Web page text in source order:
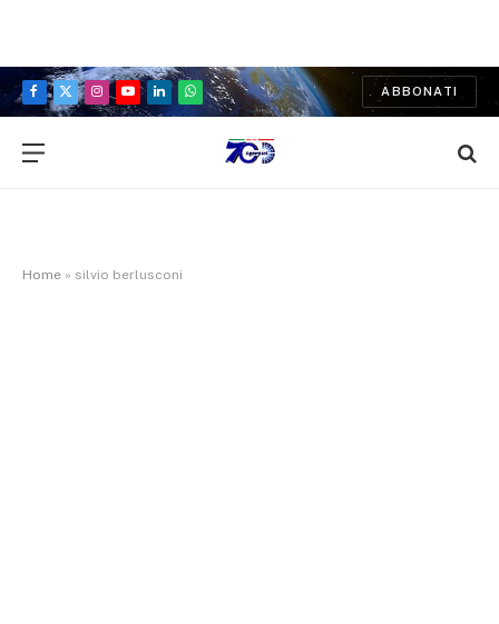
Facebook
X
Instagram
YouTubeLinkedInWhatsApp
ABBONATI
Home » silvio berlusconi